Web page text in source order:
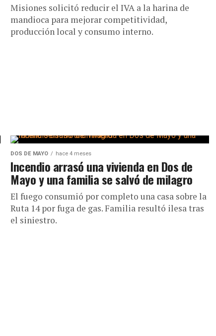
Misiones solicitó reducir el IVA a la harina de
mandioca para mejorar competitividad,
producción local y consumo interno.
DOS DE MAYO hace 4 meses
Incendio arrasó una vivienda en Dos de
Mayo y una familia se salvó de milagro
El fuego consumió por completo una casa sobre la
Ruta 14 por fuga de gas. Familia resultó ilesa tras
el siniestro.